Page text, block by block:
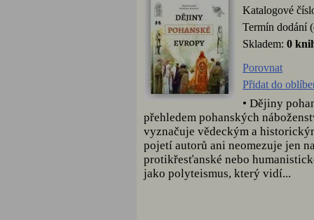
Katalogové
Termín dodání
Skladem: 0
Porovnat
Přidat do
• Dějiny
přehledem pohanských
vyznačuje vědeckým a
pojetí autorů ani neomezuje jen
protikřesťanské nebo
jako polyteismus, který vidí...